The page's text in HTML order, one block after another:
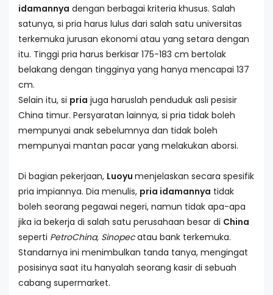
idamannya dengan berbagai kriteria khusus. Salah
satunya, si pria harus lulus dari salah satu universitas
terkemuka jurusan ekonomi atau yang setara dengan
itu. Tinggi pria harus berkisar 175-183 cm bertolak
belakang dengan tingginya yang hanya mencapai 137
cm.
Selain itu, si pria juga haruslah penduduk asli pesisir
China timur. Persyaratan lainnya, si pria tidak boleh
mempunyai anak sebelumnya dan tidak boleh
mempunyai mantan pacar yang melakukan aborsi.
Di bagian pekerjaan, Luoyu menjelaskan secara spesifik
pria impiannya. Dia menulis, pria idamannya tidak
boleh seorang pegawai negeri, namun tidak apa-apa
jika ia bekerja di salah satu perusahaan besar di China
seperti PetroChina, Sinopecatau bank terkemuka.
Standarnya ini menimbulkan tanda tanya, mengingat
posisinya saat itu hanyalah seorang kasir di sebuah
cabang supermarket.